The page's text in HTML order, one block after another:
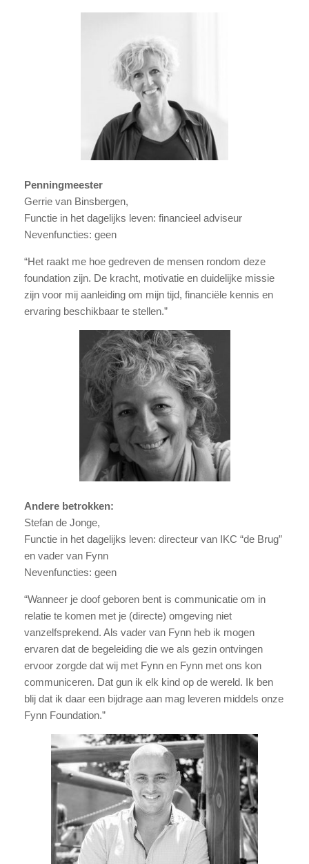
Penningmeester
Gerrie van Binsbergen,
Functie in het dagelijks leven: financieel adviseur
Nevenfuncties: geen
“Het raakt me hoe gedreven de mensen rondom deze
foundation zijn. De kracht, motivatie en duidelijke missie
zijn voor mij aanleiding om mijn tijd, financiële kennis en
ervaring beschikbaar te stellen.”
Andere betrokken:
Stefan de Jonge,
Functie in het dagelijks leven: directeur van IKC “de Brug”
en vader van Fynn
Nevenfuncties: geen
“Wanneer je doof geboren bent is communicatie om in
relatie te komen met je (directe) omgeving niet
vanzelfsprekend. Als vader van Fynn heb ik mogen
ervaren dat de begeleiding die we als gezin ontvingen
ervoor zorgde dat wij met Fynn en Fynn met ons kon
communiceren. Dat gun ik elk kind op de wereld. Ik ben
blij dat ik daar een bijdrage aan mag leveren middels onze
Fynn Foundation.”